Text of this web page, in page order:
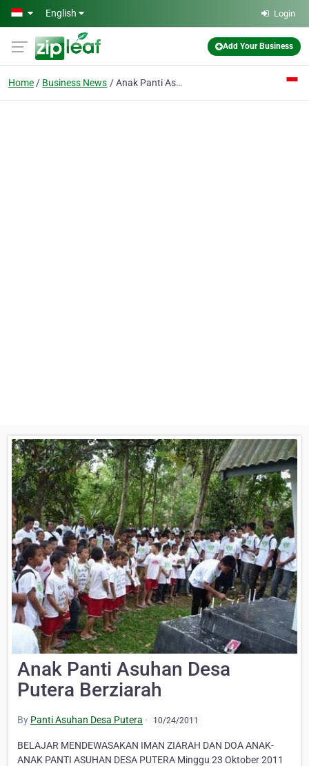
Skip to main content
English Login
Add Your Business
Home Business News Anak Panti Asuhan Desa Putera Berziarah
Anak Panti Asuhan Desa
Putera Berziarah
By Panti Asuhan Desa Putera · 10/24/2011
BELAJAR MENDEWASAKAN IMAN ZIARAH DAN DOA ANAK-
ANAK PANTI ASUHAN DESA PUTERA Minggu 23 Oktober 2011